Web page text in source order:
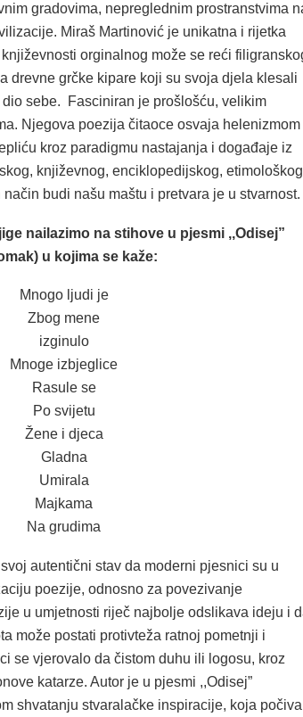
gradovima, nepreglednim prostranstvima
Miraš Martinović je unikatna i rijetka
orginalnog može se reći
drevne grčke kipare koji su svoja djela klesali
sebe. Fasciniran je prošlošću, velikim
Njegova poezija čitaoce osvaja helenizmom
kroz paradigmu nastajanja i događaje iz
književnog, enciklopedijskog,
budi našu maštu i pretvara je u stvarnost.
nailazimo na stihove u pjesmi ,,Odisej”
u kojima se kaže:
Mnogo ljudi je
Zbog mene
izginulo
Mnoge izbjeglice
Rasule se
Po svijetu
Žene i djeca
Gladna
Umirala
Majkama
Na grudima
autentični stav da moderni pjesnici su u
poezije, odnosno za povezivanje
u umjetnosti riječ najbolje odslikava ideju i
može postati protivteža ratnoj pometnji i
se vjerovalo da čistom duhu ili logosu, kroz
katarze. Autor je u pjesmi ,,Odisej”
shvatanju stvaralačke inspiracije, koja počiva